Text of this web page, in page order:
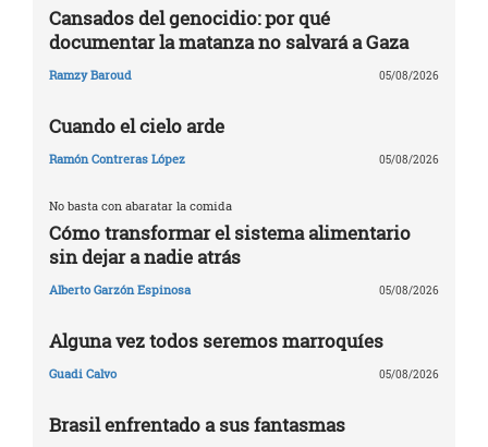
Cansados del genocidio: por qué
documentar la matanza no salvará a Gaza
Ramzy Baroud 05/08/2026
Cuando el cielo arde
Ramón Contreras López 05/08/2026
No basta con abaratar la comida
Cómo transformar el sistema alimentario
sin dejar a nadie atrás
Alberto Garzón Espinosa 05/08/2026
Alguna vez todos seremos marroquíes
Guadi Calvo 05/08/2026
Brasil enfrentado a sus fantasmas